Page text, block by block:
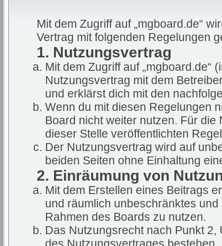
Mit dem Zugriff auf „mgboard.de“
Vertrag mit folgenden Regelungen
1. Nutzungsvertrag
Mit dem Zugriff auf „mgboard.de“
Nutzungsvertrag mit dem
und erklärst dich mit den
Wenn du mit diesen Regelungen
Board nicht weiter nutzen. Für
dieser Stelle veröffentlichten
Der Nutzungsvertrag wird auf
beiden Seiten ohne Einhaltung
2. Einräumung von
Mit dem Erstellen eines Beitrags
und räumlich unbeschränktes
Rahmen des Boards zu nutzen.
Das Nutzungsrecht nach Punkt